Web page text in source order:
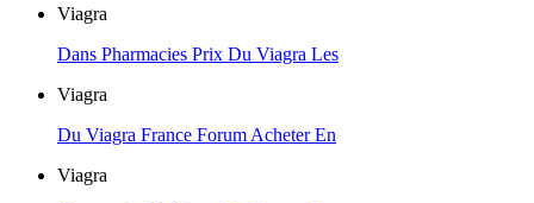
Viagra
Dans Pharmacies Prix Du Viagra Les
Viagra
Du Viagra France Forum Acheter En
Viagra